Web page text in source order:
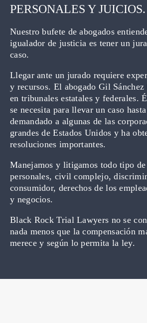
PERSONALES Y JUICIOS.
Nuestro bufete de abogados
igualador de justicia es tener un
caso.
Llegar ante un jurado requiere
y recursos. El abogado Gil Sánchez
en tribunales estatales y federales.
se necesita para llevar un caso
demandado a algunas de las
grandes de Estados Unidos y ha
resoluciones importantes.
Manejamos y litigamos todo tipo de
personales, civil complejo,
consumidor, derechos de los
y negocios.
Black Rock Trial Lawyers no se
nada menos que la compensación
merece y según lo permita la ley.